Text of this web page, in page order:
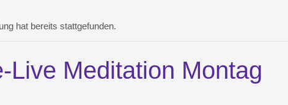
hat bereits stattgefunden.
Live Meditation Montag